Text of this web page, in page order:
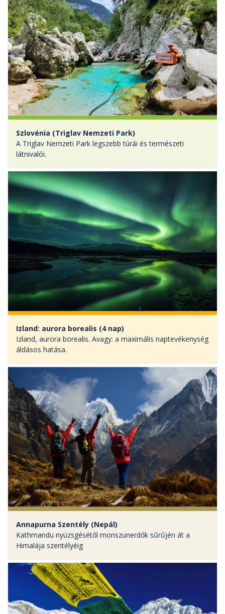
Szlovénia (Triglav Nemzeti Park)
A Triglav Nemzeti Park legszebb túrái és természeti
látnivalói.
Izland: aurora borealis (4 nap)
Izland, aurora borealis. Avagy: a maximális naptevékenység
áldásos hatása.
Annapurna Szentély (Nepál)
Kathmandu nyüzsgésétől monszunerdők sűrűjén át a
Himalája szentélyéig